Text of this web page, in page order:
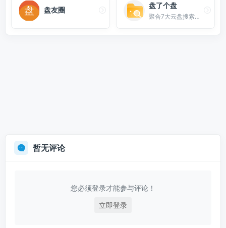
盘友圈
盘了个盘
聚合7大云盘搜索，免登录，打开即用
暂无评论
您必须登录才能参与评论！
立即登录